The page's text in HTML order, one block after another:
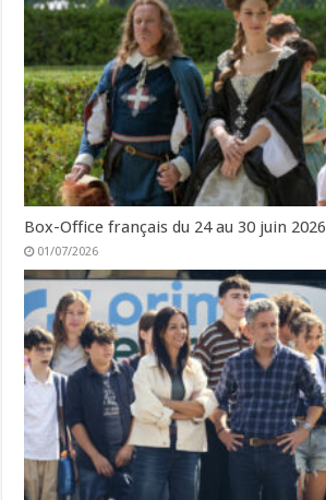
Box-Office français du 24 au 30 juin 2026
01/07/2026